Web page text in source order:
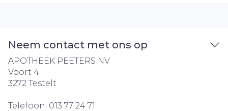
Neem contact met ons op
APOTHEEK PEETERS NV
Voort 4
3272 Testelt
Telefoon: 013 77 24 71